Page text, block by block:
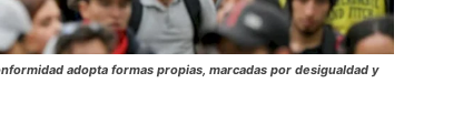
adopta formas propias, marcadas por desigualdad y